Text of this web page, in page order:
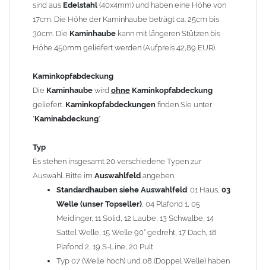
allgemeine Informationen:
Ab einer Kaminlängevon 1200mm werden 6
Kaminstützengeliefert.
Bei der Kombination mitWetterfahneundKaminbreite
angefertigt.
DieKaminhaubekann mitklappbaren Stützen
für 4 Stützen = 96,89 EUR, Länge ab 1200mm 6 Stützen =
145,39 EUR) geliefert werden.
Ihrem zuständigen
Hinweis: FürKaminhaubenundKaminabdeckungenkönnen wir
Nachnahme anbieten!
Lieferzeit: ca. 1-2 Wochen nach Zahlungseingang
Sonderanfertigung: Die Kaminhaube wird kundenspezifisch
sind aus Edelstahl (40x4mm) und haben eine Höhe von
17cm. Die Höhe der Kaminhaube beträgt ca. 25cm bis
30cm. Die Kaminhaube kann mit längeren Stützen bis
Höhe 450mm geliefert werden (Aufpreis 42,89 EUR).
Kaminkopfabdeckung
Die Kaminhaube wird ohne Kaminkopfabdeckung
geliefert. Kaminkopfabdeckungen finden Sie unter
"Kaminabdeckung".
Typ
Es stehen insgesamt 20 verschiedene Typen zur
Auswahl. Bitte im Auswahlfeld angeben.
Standardhauben siehe Auswahlfeld: 01 Haus, 03
Welle (unser Topseller), 04 Plafond 1, 05
Meidinger, 11 Solid, 12 Laube, 13 Schwalbe, 14
Sattel Welle, 15 Welle 90° gedreht, 17 Dach, 18
Plafond 2, 19 S-Line, 20 Pult
Typ 07 (Welle hoch) und 08 (Doppel Welle) haben